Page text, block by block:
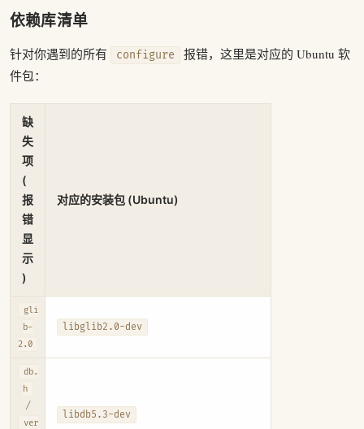
依赖库清单
针对你遇到的所有 configure
报错，这里是对应的 Ubuntu 软
件包：
缺
失
项
(
报
错
显
示
)
对应的安装包 (Ubuntu)
gli
b-
2.0
libglib2.0-dev
db.
h
/
ver
libdb5.3-dev